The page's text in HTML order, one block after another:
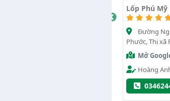
1021
Đường Nguyễn Huệ , Phường Tân
Phước, Thị xã Phú Mỹ, Tỉnh Bà Rịa - Vũng
28/08/2024
0842387968